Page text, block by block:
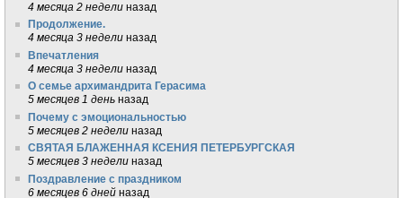
4 месяца 2 недели назад
Продолжение.
4 месяца 3 недели назад
Впечатления
4 месяца 3 недели назад
О семье архимандрита Герасима
5 месяцев 1 день назад
Почему с эмоциональностью
5 месяцев 2 недели назад
СВЯТАЯ БЛАЖЕННАЯ КСЕНИЯ ПЕТЕРБУРГСКАЯ
5 месяцев 3 недели назад
Поздравление с праздником
6 месяцев 6 дней назад